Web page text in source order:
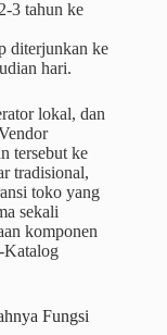
3 tahun ke
diterjunkan ke
hari.
lokal, dan
tersebut ke
tradisional,
toko yang
sekali
komponen
Katalog
Fungsi